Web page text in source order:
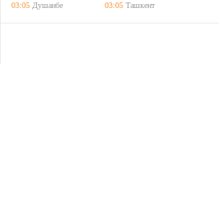
03:05 Душанбе
03:05 Ташкент